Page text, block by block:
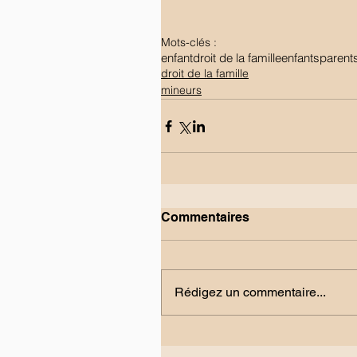
Mots-clés :
enfantdroit de la familleenfants
droit de la famille
mineurs
Commentaires
Rédigez un commentaire...